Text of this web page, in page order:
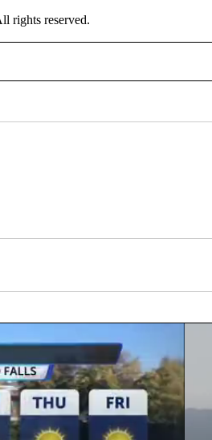
rights reserved.
RECEIVE NOTIFICATIONS ABOUT NEW PAGES